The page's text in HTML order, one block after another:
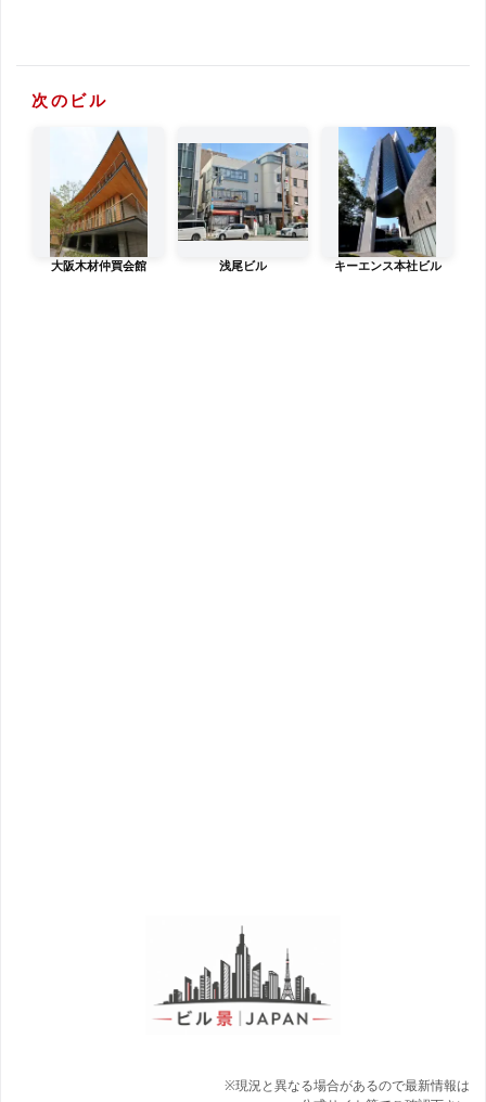
次のビル
大阪木材仲買会館 浅尾ビル キーエンス本社ビル
※現況と異なる場合があるので最新情報は